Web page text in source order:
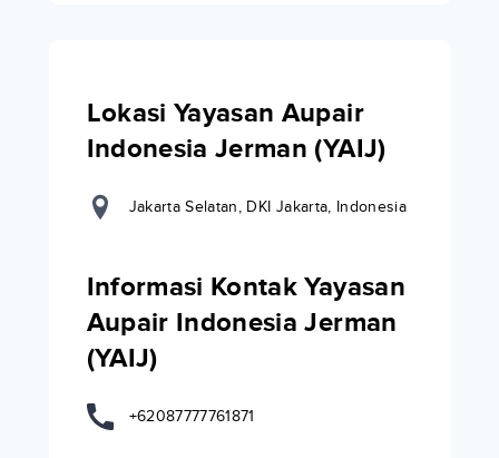
Lokasi Yayasan Aupair
Indonesia Jerman (YAIJ)
Jakarta Selatan, DKI Jakarta, Indonesia
Informasi Kontak Yayasan
Aupair Indonesia Jerman
(YAIJ)
+62087777761871